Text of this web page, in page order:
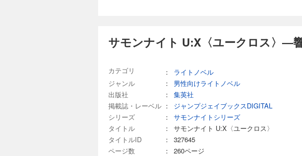
サモンナイト U:X〈ユークロス〉―
カテゴリ ：
ライトノベル
ジャンル
：
男性向けライトノベル
出版社
：
集英社
掲載誌・レーベル ：
ジャンプジェイブックスDIGITAL
シリーズ
：
サモンナイトシリーズ
タイトル
：
サモンナイト U:X〈ユークロス〉
タイトルID
：
327645
ページ数
：
260ページ